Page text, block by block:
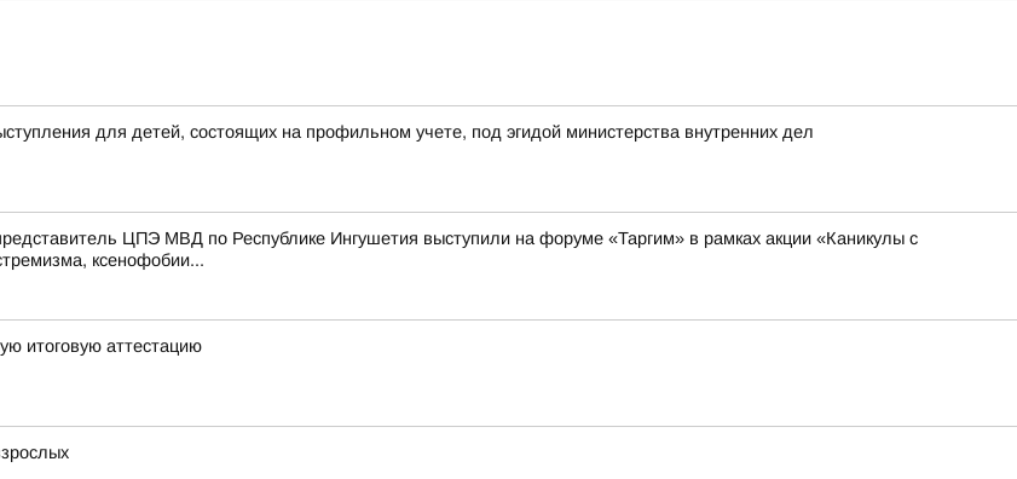
для детей, состоящих на профильном учете, под эгидой министерства внутренних дел
ЦПЭ МВД по Республике Ингушетия выступили на форуме «Таргим» в рамках акции «Каникулы с
ксенофобии...
итоговую аттестацию